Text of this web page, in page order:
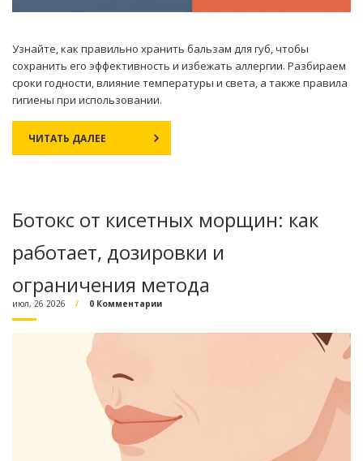
Узнайте, как правильно хранить бальзам для губ, чтобы
сохранить его эффективность и избежать аллергии. Разбираем
сроки годности, влияние температуры и света, а также правила
гигиены при использовании.
ЧИТАТЬ ДАЛЕЕ
Ботокс от кисетных морщин: как
работает, дозировки и
ограничения метода
июл, 26 2026 0 Комментарии